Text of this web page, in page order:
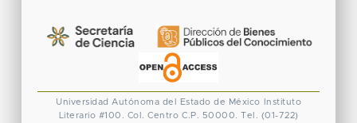
Universidad Autónoma del Estado de México
Instituto
Literario #100. Col. Centro C.P. 50000. Tel. (01-722)